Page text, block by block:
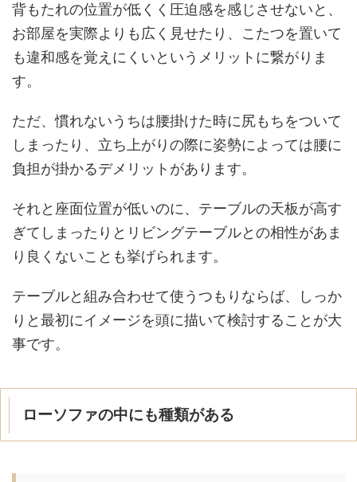
背もたれの位置が低くく圧迫感を感じさせないと、
お部屋を実際よりも広く見せたり、こたつを置いて
も違和感を覚えにくいというメリットに繋がりま
す。
ただ、慣れないうちは腰掛けた時に尻もちをついて
しまったり、立ち上がりの際に姿勢によっては腰に
負担が掛かるデメリットがあります。
それと座面位置が低いのに、テーブルの天板が高す
ぎてしまったりとリビングテーブルとの相性があま
り良くないことも挙げられます。
テーブルと組み合わせて使うつもりならば、しっか
りと最初にイメージを頭に描いて検討することが大
事です。
ローソファの中にも種類がある